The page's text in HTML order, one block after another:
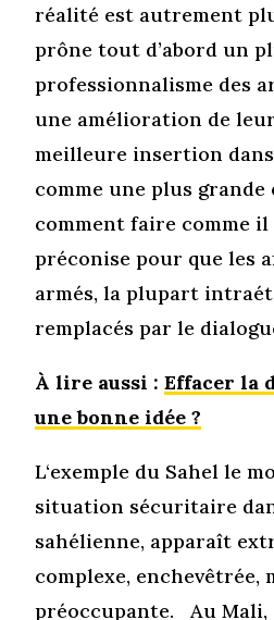
réalité est autrement
prône tout d’abord un
professionnalisme des
une amélioration de
meilleure insertion
comme une plus
comment faire comme
préconise pour que les
armés, la plupart
remplacés par le
À lire aussi :Effacer la
une bonne idée ?
L‘exemple du Sahel le
situation sécuritaire
sahélienne, apparaît
complexe, enchevêtrée,
préoccupante. Au Mali,